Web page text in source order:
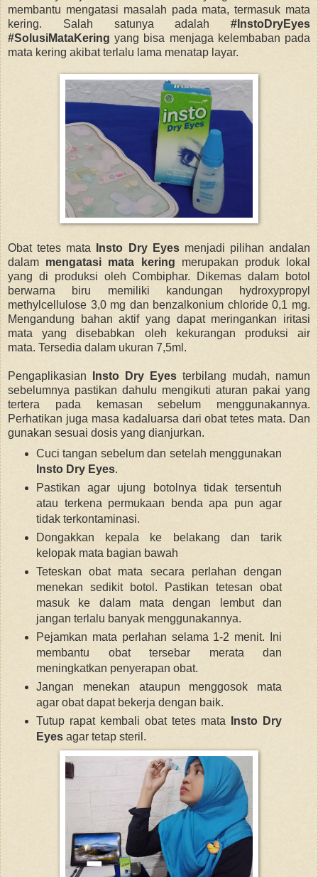
membantu mengatasi masalah pada mata, termasuk mata
kering. Salah satunya adalah #InstoDryEyes
#SolusiMataKering yang bisa menjaga kelembaban pada
mata kering akibat terlalu lama menatap layar.
Obat tetes mata Insto Dry Eyes menjadi pilihan andalan
dalam mengatasi mata kering merupakan produk lokal
yang di produksi oleh Combiphar. Dikemas dalam botol
berwarna biru memiliki kandungan hydroxypropyl
methylcellulose 3,0 mg dan benzalkonium chloride 0,1 mg.
Mengandung bahan aktif yang dapat meringankan iritasi
mata yang disebabkan oleh kekurangan produksi air
mata. Tersedia dalam ukuran 7,5ml.
Pengaplikasian Insto Dry Eyes terbilang mudah, namun
sebelumnya pastikan dahulu mengikuti aturan pakai yang
tertera pada kemasan sebelum menggunakannya.
Perhatikan juga masa kadaluarsa dari obat tetes mata. Dan
gunakan sesuai dosis yang dianjurkan.
Cuci tangan sebelum dan setelah menggunakan
Insto Dry Eyes.
Pastikan agar ujung botolnya tidak tersentuh
atau terkena permukaan benda apa pun agar
tidak terkontaminasi.
Dongakkan kepala ke belakang dan tarik
kelopak mata bagian bawah
Teteskan obat mata secara perlahan dengan
menekan sedikit botol. Pastikan tetesan obat
masuk ke dalam mata dengan lembut dan
jangan terlalu banyak menggunakannya.
Pejamkan mata perlahan selama 1-2 menit. Ini
membantu obat tersebar merata dan
meningkatkan penyerapan obat.
Jangan menekan ataupun menggosok mata
agar obat dapat bekerja dengan baik.
Tutup rapat kembali obat tetes mata
Insto Dry
Eyes agar tetap steril.